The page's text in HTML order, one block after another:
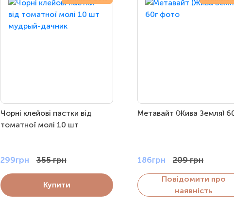
Чорні клейові пастки від
томатної молі 10 шт
299грн 355 грн
Купити
Метавайт (Жива Земля)
186грн 209 грн
Повідомити про
наявність